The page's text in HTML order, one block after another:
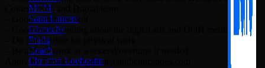
MCM
Saint Laurent
Givenchy
Prada
Coach
Christian Louboutin
Content team and Digital team
– Good computer skill
– Good understanding about the digital ads and OOH media
– Do not hesitate for physical work
– Be able to work at weekend/overtime if needed
Apply by Email: tuyendung